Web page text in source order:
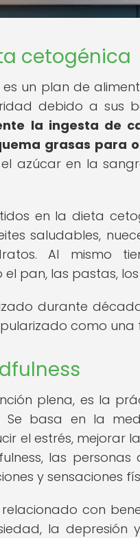
cetogénica
un plan de
debido a sus
la ingesta de
grasas para
azúcar en la
en la dieta
saludables,
Al mismo
pan, las pastas,
durante
como
plena, es la
Se basa en la
el estrés, mejorar
las
y sensaciones
con
la depresión